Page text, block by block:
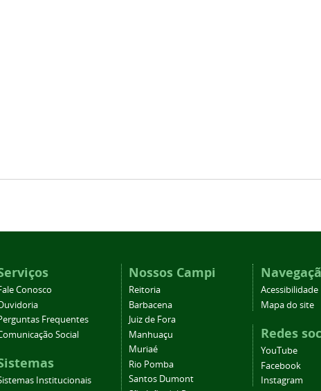
Conosco
Frequentes
Social
Institucionais
Nossos Campi
Reitoria
Barbacena
Juiz de Fora
Manhuaçu
Muriaé
Rio Pomba
Santos Dumont
Acessibilidade
Mapa do site
Redes
YouTube
Facebook
Instagram